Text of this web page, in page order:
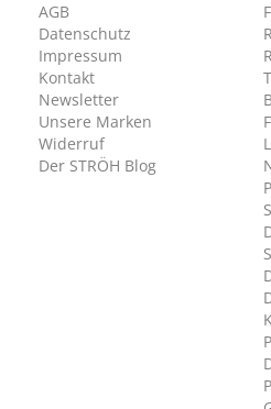
AGB
Datenschutz
Impressum
Kontakt
Newsletter
Unsere Marken
Widerruf
Der STRÖH Blog